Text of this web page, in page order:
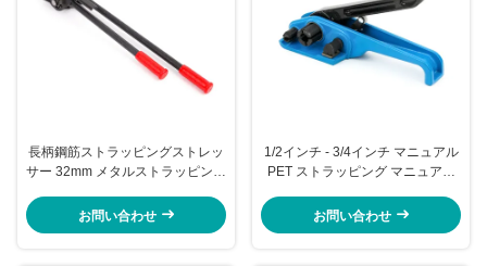
長柄鋼筋ストラッピングストレッ
サー 32mm メタルストラッピング
お問い合わせ
1/2インチ - 3/4インチ マニュアル
PET ストラッピング マニュアル
ール キット
お問い合わせ